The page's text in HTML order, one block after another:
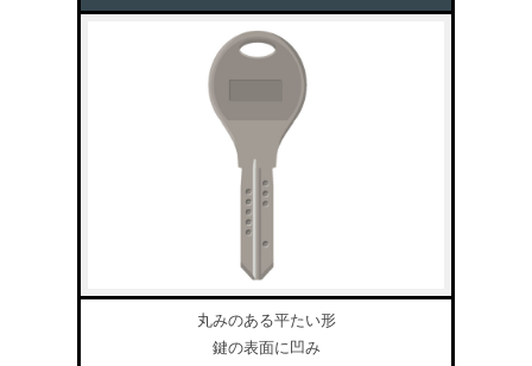
丸みのある平たい形
鍵の表面に凹み